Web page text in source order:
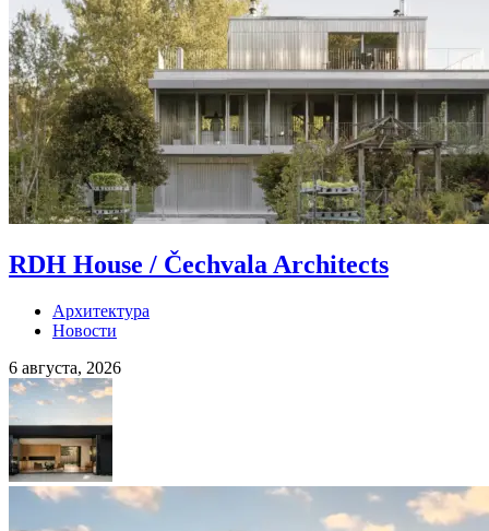
RDH House / Čechvala Architects
Архитектура
Новости
6 августа, 2026